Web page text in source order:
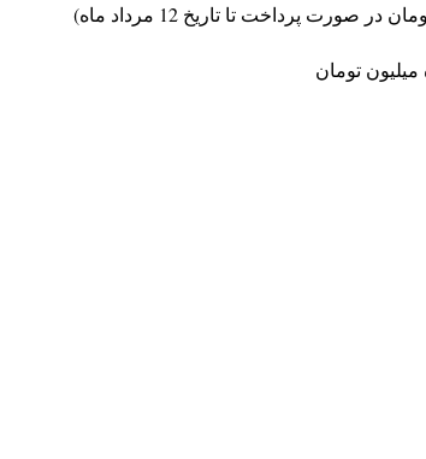
پرداخت تا تاریخ 12 مرداد ماه)
تومان